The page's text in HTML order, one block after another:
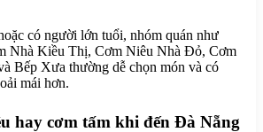
có người lớn tuổi, nhóm quán như
Nhà Kiều Thị, Cơm Niêu Nhà Đỏ, Cơm
Bếp Xưa thường dễ chọn món và có
mái hơn.
hay cơm tấm khi đến Đà Nẵng